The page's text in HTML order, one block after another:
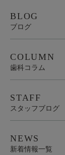
BLOG
ブログ
COLUMN
歯科コラム
STAFF
スタッフブログ
NEWS
新着情報一覧